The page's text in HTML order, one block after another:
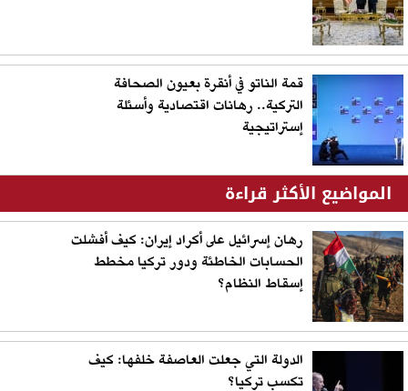
قمة الناتو في أنقرة بعيون الصحافة
التركية.. رهانات اقتصادية وأسئلة
إستراتيجية
المواضيع الأكثر قراءة
رهان إسرائيل على أكراد إيران: كيف أفشلت
الحسابات الخاطئة ودور تركيا مخطط
إسقاط النظام؟
الدولة التي جعلت العاصفة خلفها: كيف
تكسب تركيا؟